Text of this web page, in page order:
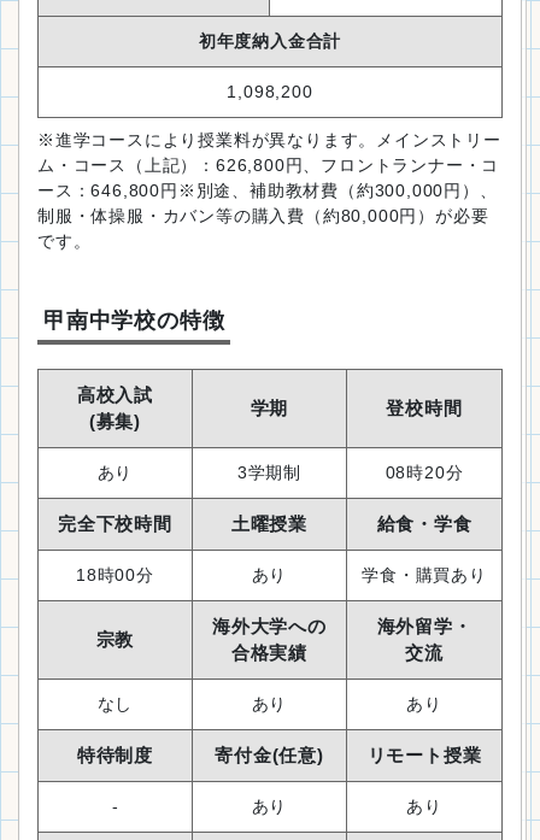
初年度納入金合計
1,098,200
※進学コースにより授業料が異なります。メインストリー
ム・コース（上記）：626,800円、フロントランナー・コ
ース：646,800円※別途、補助教材費（約300,000円）、
制服・体操服・カバン等の購入費（約80,000円）が必要
です。
甲南中学校の特徴
高校入試
(募集)
学期 登校時間
あり 3学期制 08時20分
完全下校時間 土曜授業 給食・学食
18時00分 あり 学食・購買あり
宗教
海外大学への
合格実績
海外留学・
交流
なし あり あり
特待制度 寄付金(任意) リモート授業
- あり あり